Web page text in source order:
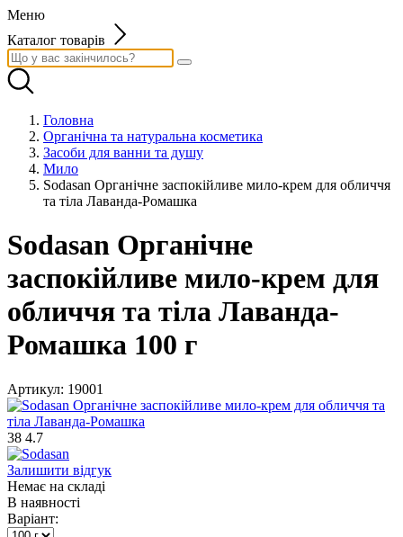
Меню
Каталог товарів
Головна
Органічна та натуральна косметика
Засоби для ванни та душу
Мило
Sodasan Органічне заспокійливе мило-крем для обличчя
та тіла Лаванда-Ромашка
Sodasan Органічне
заспокійливе мило-крем для
обличчя та тіла Лаванда-
Ромашка 100 г
Артикул: 19001
38 4.7
Залишити відгук
Немає на складі
В наявності
Варіант: